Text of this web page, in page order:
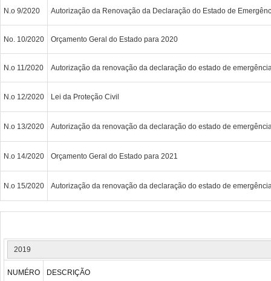
N.o 9/2020 Autorização da Renovação da Declaração do Estado de
No. 10/2020 Orçamento Geral do Estado para 2020
N.o 11/2020 Autorização da renovação da declaração do estado de
N.o 12/2020 Lei da Proteção Civil
N.o 13/2020 Autorização da renovação da declaração do estado de
N.o 14/2020 Orçamento Geral do Estado para 2021
N.o 15/2020 Autorização da renovação da declaração do estado de
2019
NUMÉRO DESCRIÇÃO